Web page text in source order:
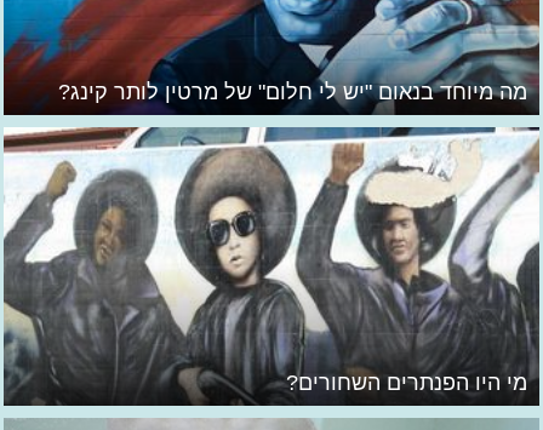
מה מיוחד בנאום "יש לי חלום" של מרטין לותר קינג?
מי היו הפנתרים השחורים?